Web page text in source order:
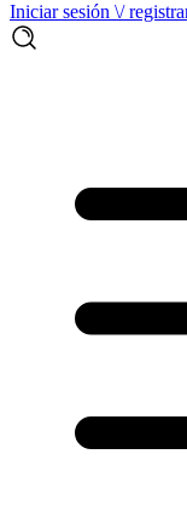
Iniciar sesión \/